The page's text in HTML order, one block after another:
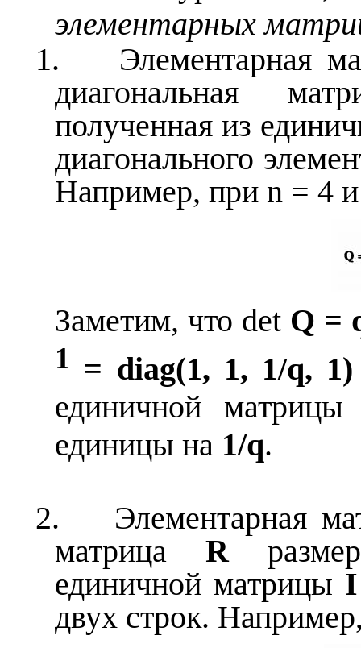
элементарных
1.
Элементарная
диагональная
полученная из
диагонального
Например, при n = 4
Заметим, что det Q =
1 = diag(1, 1, 1/q,
единичной
единицы на 1/q.
2.
Элементарная
матрица R
единичной матрицы
двух строк.